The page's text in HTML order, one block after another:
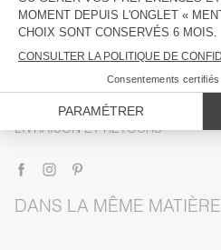
TAILLE ET COUPE
LIVRAISON ET RETOURS
DANS LA MÊME MATIÈRE